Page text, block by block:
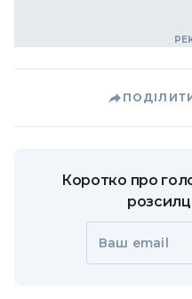
Коротко про
Ваш email